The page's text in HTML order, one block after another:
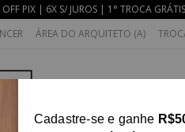
PIX | 6X S/ JUROS | 1° TROCA GRÁTIS
ÁREA DO ARQUITETO (A)
Cadastre-se e ganhe